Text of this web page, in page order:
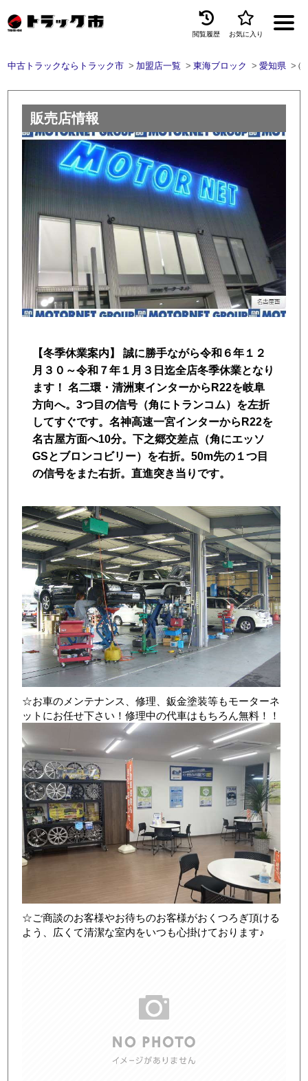
トラック買取
トラック市とは
加盟店一覧
お問い合わせ
お気に入り
閲覧履歴
保存した検索条件
ログイン
閲覧履歴 お気に入り
中古トラックならトラック市 加盟店一覧 東海ブロック 愛知県
販売店情報
【冬季休業案内】 誠に勝手ながら令和６年１２
月３０～令和７年１月３日迄全店冬季休業となり
ます！ 名二環・清洲東インターからR22を岐阜
方向へ。3つ目の信号（角にトランコム）を左折
してすぐです。名神高速一宮インターからR22を
名古屋方面へ10分。下之郷交差点（角にエッソ
GSとブロンコビリー）を右折。50m先の１つ目
の信号をまた右折。直進突き当りです。
店舗写真2
☆お車のメンテナンス、修理、鈑金塗装等もモーターネ
ットにお任せ下さい！修理中の代車はもちろん無料！！
店舗写真3
☆ご商談のお客様やお待ちのお客様がおくつろぎ頂ける
よう、広くて清潔な室内をいつも心掛けております♪